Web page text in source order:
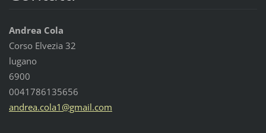
Andrea Cola
Corso Elvezia 32
lugano
6900
0041786135656
andrea.cola1@gmail.com